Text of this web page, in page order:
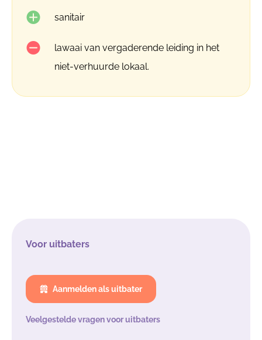
sanitair
lawaai van vergaderende leiding in het
niet-verhuurde lokaal.
Voor uitbaters
Aanmelden als uitbater
Veelgestelde vragen voor uitbaters